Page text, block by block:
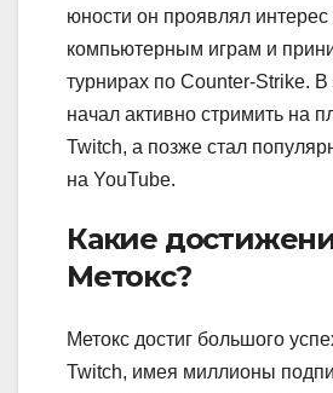
юности он проявлял интерес
компьютерным играм и
турнирах по Counter-Strike. В
начал активно стримить на
Twitch, а позже стал
на YouTube.
Какие
Метокс?
Метокс достиг большого
Twitch, имея миллионы